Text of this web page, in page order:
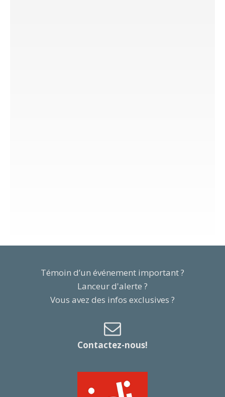
Témoin d’un événement important ?
Lanceur d'alerte ?
Vous avez des infos exclusives ?
Contactez-nous!